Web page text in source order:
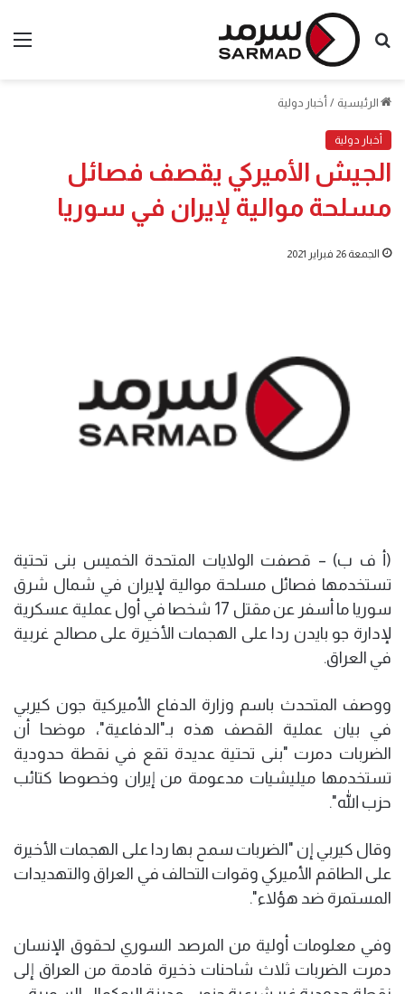
بحث
الرئيسية / أخبار دولية
أخبار دولية
الجيش الأميركي يقصف فصائل
مسلحة موالية لإيران في سوريا
الجمعة 26 فبراير 2021
(أ ف ب) – قصفت الولايات المتحدة الخميس بنى تحتية
تستخدمها فصائل مسلحة موالية لإيران في شمال شرق
سوريا ما أسفر عن مقتل 17 شخصا في أول عملية عسكرية
لإدارة جو بايدن ردا على الهجمات الأخيرة على مصالح غربية
في العراق.
ووصف المتحدث باسم وزارة الدفاع الأميركية جون كيربي
في بيان عملية القصف هذه بـ"الدفاعية"، موضحا أن
الضربات دمرت "بنى تحتية عديدة تقع في نقطة حدودية
تستخدمها ميليشيات مدعومة من إيران وخصوصا كتائب
حزب الله".
وقال كيربي إن "الضربات سمح بها ردا على الهجمات الأخيرة
على الطاقم الأميركي وقوات التحالف في العراق والتهديدات
المستمرة ضد هؤلاء".
وفي معلومات أولية من المرصد السوري لحقوق الإنسان
دمرت الضربات ثلاث شاحنات ذخيرة قادمة من العراق إلى